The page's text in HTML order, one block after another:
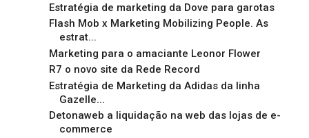
Estratégia de marketing da Dove para garotas
Flash Mob x Marketing Mobilizing People. As
estrat...
Marketing para o amaciante Leonor Flower
R7 o novo site da Rede Record
Estratégia de Marketing da Adidas da linha
Gazelle...
Detonaweb a liquidação na web das lojas de e-
commerce